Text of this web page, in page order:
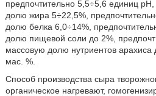
предпочтительно 5,5÷5,6 единиц
долю жира 5÷22,5%,
долю белка 6,0÷14%,
долю пищевой соли до 2%,
массовую долю нутриентов арахиса
мас. %.
Способ производства сыра
органическое нагревают,